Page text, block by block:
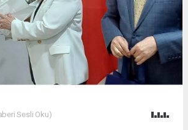
Sesli Oku)